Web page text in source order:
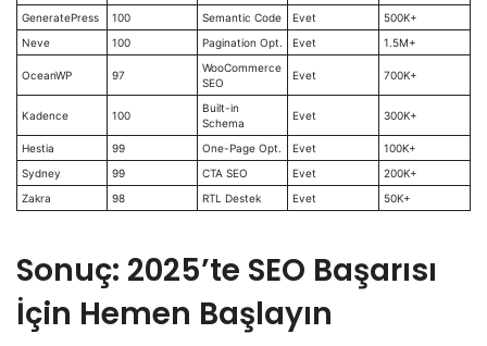
GeneratePress
100 Semantic Code Evet
500K+
Neve
100 Pagination Opt. Evet 1.5M+
OceanWP 97
WooCommerce
SEO
Evet 700K+
Kadence 100
Built-in
Schema
Evet 300K+
Hestia 99 One-Page Opt. Evet
100K+
Sydney
99 CTA SEO Evet
200K+
Zakra
98 RTL Destek Evet 50K+
Sonuç: 2025’te SEO Başarısı
İçin Hemen Başlayın